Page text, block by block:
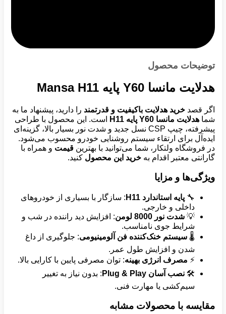
توضیحات محصول
هدلایت مانسا Y60 پایه Mansa H11
اگر قصد خرید هدلایت باکیفیت و قدرتمند را دارید، پیشنهاد ما به
شما هدلایت مانسا پایه
است. این محصول با طراحی
پیشرفته، چیپ CSP نسل جدید و شدت نور بسیار بالا، گزینه‌ای
ایده‌آل برای ارتقاء سیستم روشنایی خودرو محسوب می‌شود.
در فروشگاه ولتکار، شما می‌توانید با بهترین قیمت و همراه با
گارانتی معتبر اقدام به خرید این محصول کنید.
ویژگی‌ها و مزایا
🔧 پایه استاندارد
: سازگار با بسیاری از خودروهای
داخلی و خارجی.
💡 شدت نور 8000 لومن
: افزایش دید راننده در شب و
شرایط جوی نامناسب.
🌡️ سیستم خنک‌کننده فن آلومینیومی: جلوگیری از داغ
شدن و افزایش طول عمر.
⚡ مصرف انرژی بهینه: توان مصرفی پایین با کارایی بالا.
🛠️ نصب آسان
: بدون نیاز به تغییر
سیم‌کشی یا مهارت فنی.
مقایسه با محصولات مشابه